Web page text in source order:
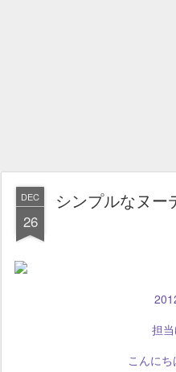
DEC
26
シンプルなヌー
担
こんにち